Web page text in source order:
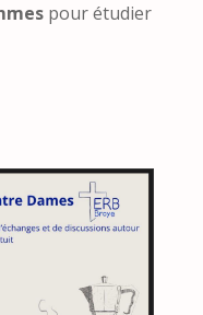
pour étudier